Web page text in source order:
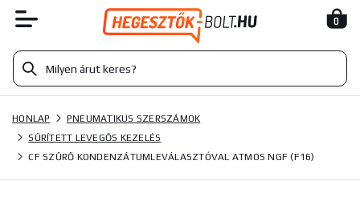
0
HONLAP
PNEUMATIKUS SZERSZÁMOK
SŰRÍTETT LEVEGŐS KEZELÉS
CF SZŰRŐ KONDENZÁTUMLEVÁLASZTÓVAL ATMOS NGF (F16)